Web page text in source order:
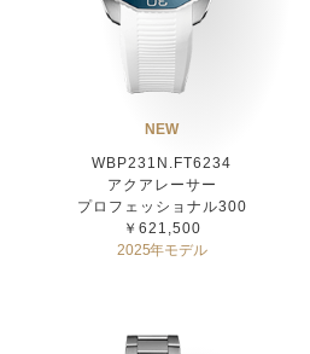
NEW
WBP231N.FT6234
アクアレーサー
プロフェッショナル300
￥621,500
2025年モデル